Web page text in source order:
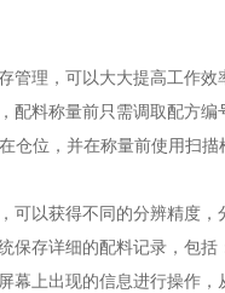
，可以大大提高工作效
称量前只需调取配方编
位，并在称量前使用扫描
获得不同的分辨精度，
详细的配料记录，包括
上出现的信息进行操作，